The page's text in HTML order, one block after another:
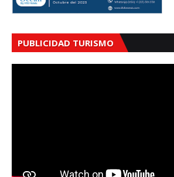
PUBLICIDAD TURISMO